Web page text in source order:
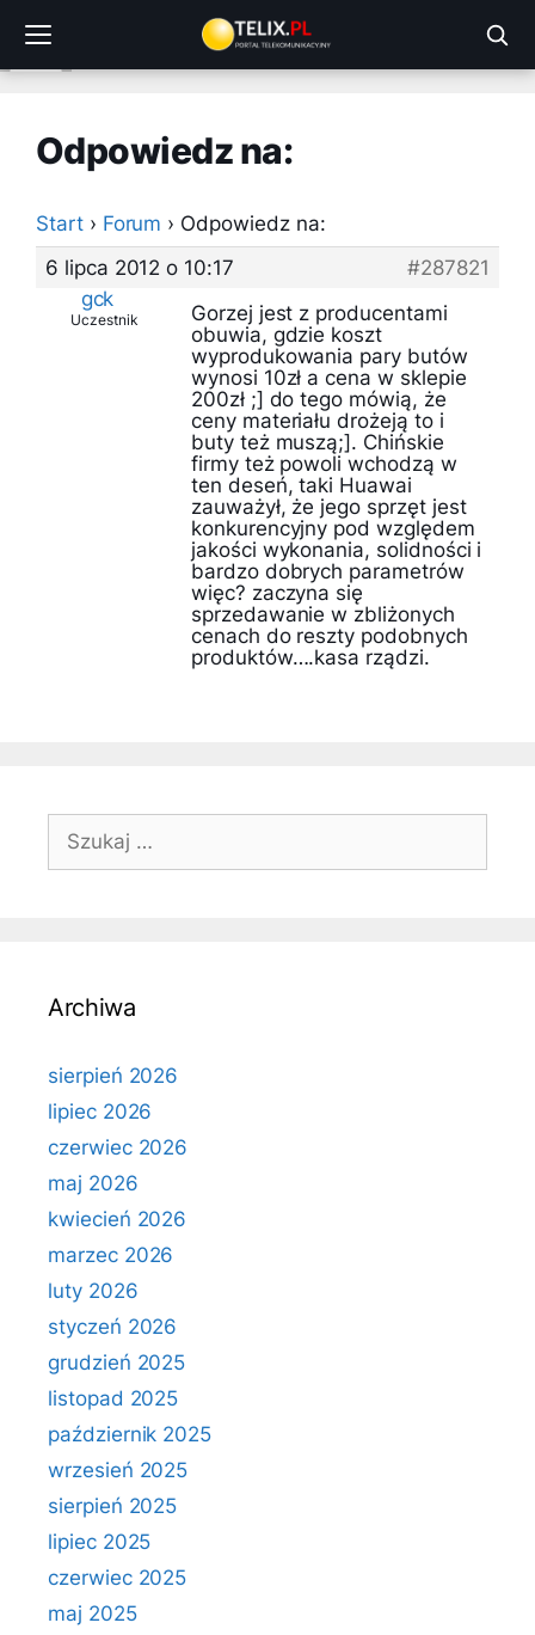
treści
Odpowiedz na:
Start › Forum › Odpowiedz na:
6 lipca 2012 o 10:17
#287821
gck
Uczestnik
Gorzej jest z producentami
obuwia, gdzie koszt
wyprodukowania pary butów
wynosi 10zł a cena w sklepie
200zł ;] do tego mówią, że
ceny materiału drożeją to i
buty też muszą;]. Chińskie
firmy też powoli wchodzą w
ten deseń, taki Huawai
zauważył, że jego sprzęt jest
konkurencyjny pod względem
jakości wykonania, solidności i
bardzo dobrych parametrów
więc? zaczyna się
sprzedawanie w zbliżonych
cenach do reszty podobnych
produktów….kasa rządzi.
Szukaj:
Archiwa
sierpień 2026
lipiec 2026
czerwiec 2026
maj 2026
kwiecień 2026
marzec 2026
luty 2026
styczeń 2026
grudzień 2025
listopad 2025
październik 2025
wrzesień 2025
sierpień 2025
lipiec 2025
czerwiec 2025
maj 2025